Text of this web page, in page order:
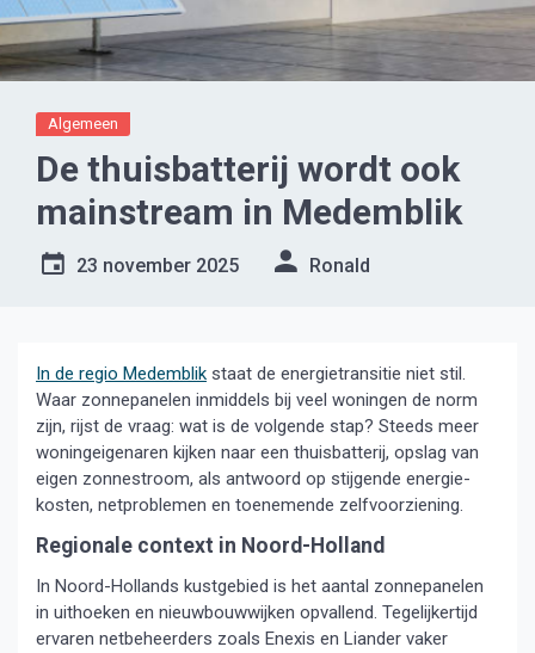
Algemeen
De thuisbatterij wordt ook
mainstream in Medemblik
23 november 2025 Ronald
In de regio Medemblik staat de energietransitie niet stil.
Waar zonnepanelen inmiddels bij veel woningen de norm
zijn, rijst de vraag: wat is de volgende stap? Steeds meer
woningeigenaren kijken naar een thuisbatterij, opslag van
eigen zonnestroom, als antwoord op stijgende energie­
kosten, net­problemen en toenemende zelf­voorziening.
Regionale context in Noord-Holland
In Noord-Hollands kustgebied is het aantal zonnepanelen
in uithoeken en nieuwbouwwijken opvallend. Tegelijkertijd
ervaren netbeheerders zoals Enexis en Liander vaker